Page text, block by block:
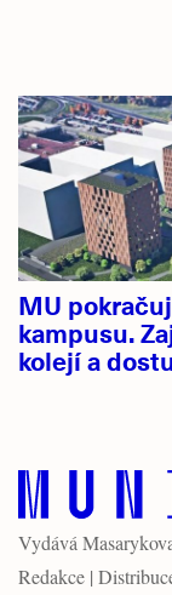
články
Hlavní
novinky
MU
kampusu.
kolejí a
Vydává
Redakce |